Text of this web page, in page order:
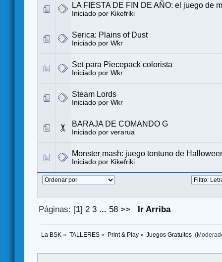
LA FIESTA DE FIN DE AÑO: el juego de
Iniciado por Kikefriki
Serica: Plains of Dust
Iniciado por Wkr
Set para Piecepack colorista
Iniciado por Wkr
Steam Lords
Iniciado por Wkr
BARAJA DE COMANDO G
Iniciado por verarua
Monster mash: juego tontuno de
Iniciado por Kikefriki
Páginas: [1]2 3 ... 58 >> Ir Arriba
La BSK » TALLERES» Print & Play» Juegos Gratuitos